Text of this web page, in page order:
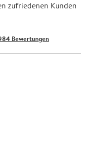
zufriedenen Kunden
Bewertungen